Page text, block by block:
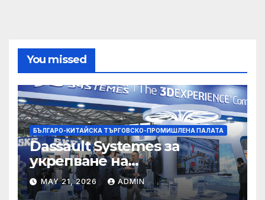
You missed
БЪЛГАРО-КИТАЙСКА ТЪРГОВСКО-ПРОМИШЛЕНА ПАЛАТА
Dassault Systemes за
укрепване на
изграждането на AI
екосистема в Китай
MAY 21, 2026 ADMIN